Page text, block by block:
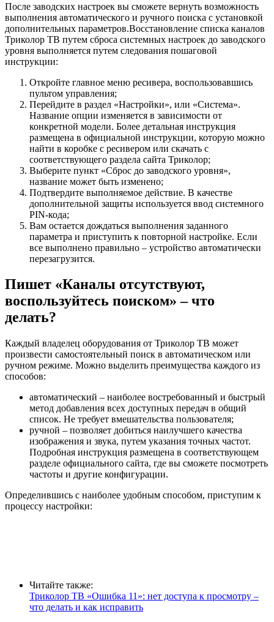
После заводских настроек вы сможете вернуть возможность
выполнения автоматического и ручного поиска с установкой
дополнительных параметров.Восстановление списка каналов
Триколор ТВ путем сброса системных настроек до заводского
уровня выполняется путем следования пошаговой
инструкции:
Откройте главное меню ресивера, воспользовавшись
пультом управления;
Перейдите в раздел «Настройки», или «Система».
Название опции изменяется в зависимости от
конкретной модели. Более детальная инструкция
размещена в официальной инструкции, которую можно
найти в коробке с ресивером или скачать с
соответствующего раздела сайта Триколор;
Выберите пункт «Сброс до заводского уровня»,
название может быть изменено;
Подтвердите выполняемое действие. В качестве
дополнительной защиты используется ввод системного
PIN-кода;
Вам остается дождаться выполнения заданного
параметра и приступить к повторной настройке. Если
все выполнено правильно – устройство автоматически
перезагрузится.
Пишет «Каналы отсутствуют,
воспользуйтесь поиском» – что
делать?
Каждый владелец оборудования от Триколор ТВ может
произвести самостоятельный поиск в автоматическом или
ручном режиме. Можно выделить преимущества каждого из
способов:
автоматический – наиболее востребованный и быстрый
метод добавления всех доступных передач в общий
список. Не требует вмешательства пользователя;
ручной – позволяет добиться наилучшего качества
изображения и звука, путем указания точных частот.
Подробная инструкция размещена в соответствующем
разделе официального сайта, где вы сможете посмотреть
частоты и другие конфигурации.
Определившись с наиболее удобным способом, приступим к
процессу настройки:
Читайте также:
Триколор ТВ «Ошибка 11»: нет доступа к просмотру –
что делать и как исправить